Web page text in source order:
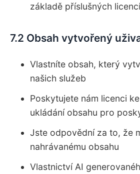
základě příslušných licencí
7.2 Obsah vytvořený
Vlastníte obsah, který
našich služeb
Poskytujete nám licenci
ukládání obsahu pro
Jste odpovědní za to, že
nahrávanému obsahu
Vlastnictví AI